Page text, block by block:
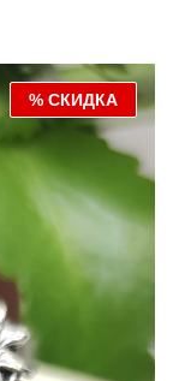
% СКИДКА